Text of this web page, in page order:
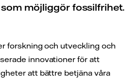
möjliggör fossilfrihet.
forskning och utveckling och
innovationer för att
att bättre betjäna våra